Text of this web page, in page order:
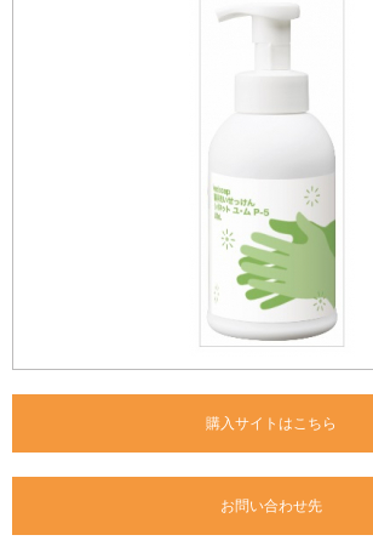
購入サイトはこちら
お問い合わせ先